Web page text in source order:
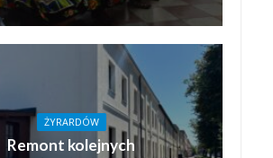
ŻYRARDÓW
Remont kolejnych